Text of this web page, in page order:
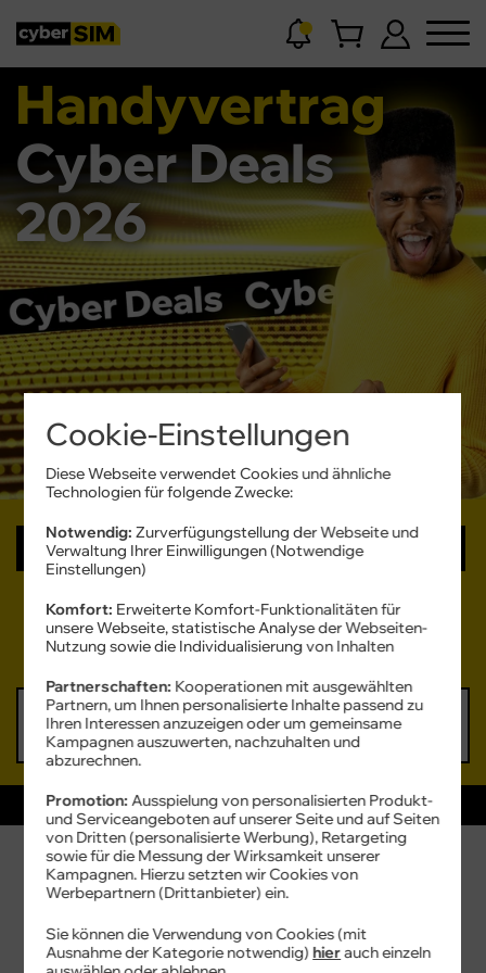
Handyvertrag
Cyber Deals
2026
Allnet Flats Daten-Tarife DSL & WLAN
Handytarif Cyber-Angebot
jetzt sichern!
6 GB
6,99 €
mtl.
12 GB
8,99 €
mtl.
16 GB
10,99 €
mtl.
60 GB
19,99 €
96
€
sparen
100
statt50MBit/s
3
10
GB
CYBER SALE
16 GB
14,99€
Cookie-Einstellungen
Diese Webseite verwendet Cookies und ähnliche
Technologien für folgende Zwecke:
Notwendig: Zurverfügungstellung der Webseite und
Verwaltung Ihrer Einwilligungen (Notwendige
Einstellungen)
Komfort: Erweiterte Komfort-Funktionalitäten für
unsere Webseite, statistische Analyse der Webseiten-
Nutzung sowie die Individualisierung von Inhalten
Partnerschaften: Kooperationen mit ausgewählten
Partnern, um Ihnen personalisierte Inhalte passend zu
Ihren Interessen anzuzeigen oder um gemeinsame
Kampagnen auszuwerten, nachzuhalten und
abzurechnen.
Promotion:Ausspielung von personalisierten Produkt-
und Serviceangeboten auf unserer Seite und auf Seiten
von Dritten (personalisierte Werbung), Retargeting
sowie für die Messung der Wirksamkeit unserer
Kampagnen. Hierzu setzten wir Cookies von
Werbepartnern (Drittanbieter) ein.
Sie können die Verwendung von Cookies (mit
Ausnahme der Kategorie notwendig)hierauch einzeln